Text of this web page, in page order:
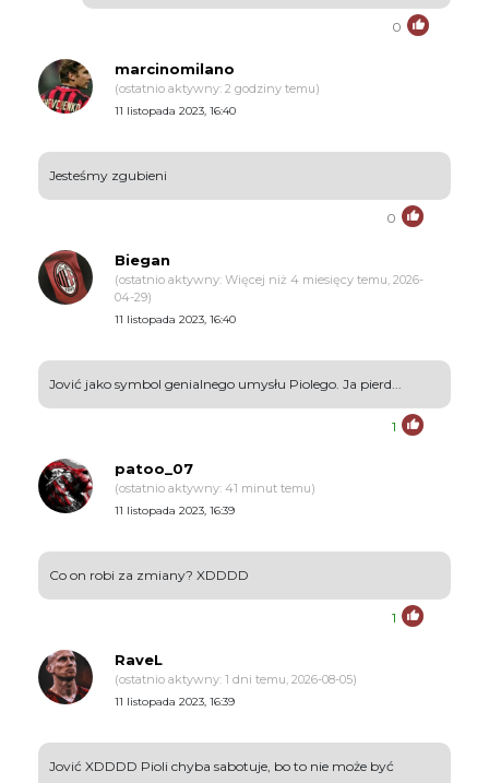
0
marcinomilano
(ostatnio aktywny: 2 godziny temu)
11 listopada 2023, 16:40
Jesteśmy zgubieni
0
Biegan
(ostatnio aktywny: Więcej niż 4 miesięcy temu, 2026-
04-29)
11 listopada 2023, 16:40
Jović jako symbol genialnego umysłu Piolego. Ja pierd...
1
patoo_07
(ostatnio aktywny: 41 minut temu)
11 listopada 2023, 16:39
Co on robi za zmiany? XDDDD
1
RaveL
(ostatnio aktywny: 1 dni temu, 2026-08-05)
11 listopada 2023, 16:39
Jović XDDDD Pioli chyba sabotuje, bo to nie może być